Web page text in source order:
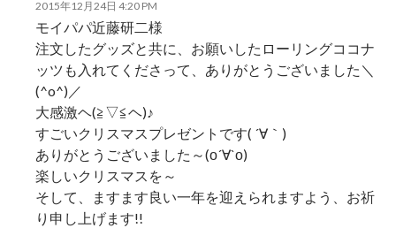
2015年12月24日 4:20 PM
モイパパ近藤研二様
注文したグッズと共に、お願いしたローリングココナ
ッツも入れてくださって、ありがとうございました＼
(^o^)／
大感激ヘ(≧▽≦ヘ)♪
すごいクリスマスプレゼントです( ´∀｀)
ありがとうございました～(о´∀`о)
楽しいクリスマスを～
そして、ますます良い一年を迎えられますよう、お祈
り申し上げます!!